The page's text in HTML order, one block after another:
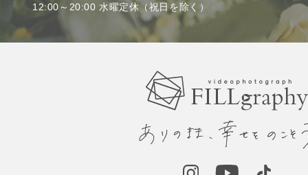
12:00～20:00 水曜定休（祝日を除く）